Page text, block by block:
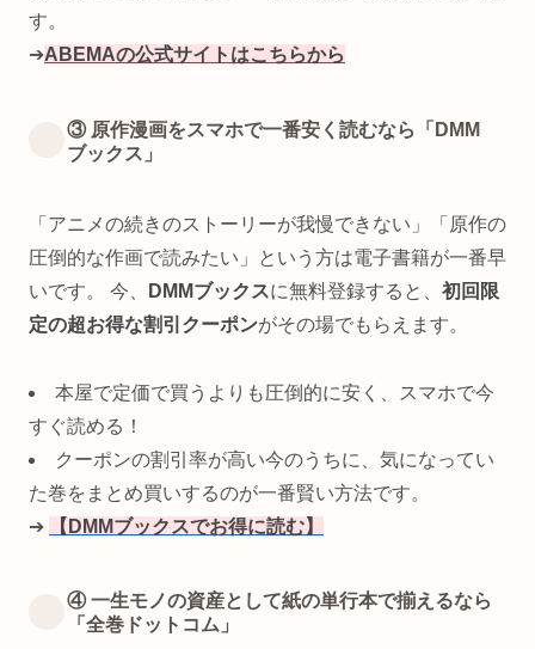
す。
➔ABEMAの公式サイトはこちらから
③ 原作漫画をスマホで一番安く読むなら「DMM
ブックス」
「アニメの続きのストーリーが我慢できない」「原作の
圧倒的な作画で読みたい」という方は電子書籍が一番早
いです。 今、
DMMブックスに無料登録すると、 初回限
定の超お得な割引クーポンがその場でもらえます。
本屋で定価で買うよりも圧倒的に安く、スマホで今
すぐ読める！
クーポンの割引率が高い今のうちに、気になってい
た巻をまとめ買いするのが一番賢い方法です。
➔
【DMMブックスでお得に読む】
④ 一生モノの資産として紙の単行本で揃えるなら
「全巻ドットコム」